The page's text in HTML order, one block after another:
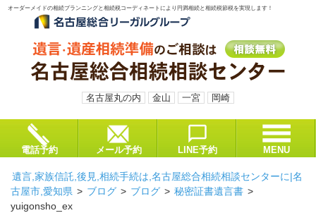
オーダーメイドの相続プランニングと相続税コーディネートにより円満相続と相続税節税を実現します！
名古屋丸の内 金山 一宮 岡崎
電話予約 メール予約 LINE予約 MENU
遺言,家族信託,後見,相続手続は,名古屋総合相続相談センターに|名
古屋市,愛知県 > ブログ > ブログ > 秘密証書遺言書 >
yuigonsho_ex